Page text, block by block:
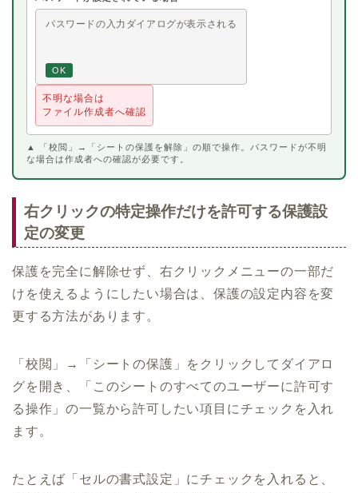
パスワードの入力ダイアログが表示される
OK
不明な場合は
ファイル作成者へ確認
▲ 「校閲」→「シートの保護を解除」の順で操作。パスワードが不明
な場合は作成者への確認が必要です。
右クリックの特定操作だけを許可する保護設
定の変更
保護を完全に解除せず、右クリックメニューの一部だ
けを使えるようにしたい場合は、保護の設定内容を変
更する方法があります。
「校閲」→「シートの保護」をクリックしてダイアロ
グを開き、「このシートのすべてのユーザーに許可す
る操作」の一覧から許可したい項目にチェックを入れ
ます。
たとえば「セルの書式設定」にチェックを入れると、